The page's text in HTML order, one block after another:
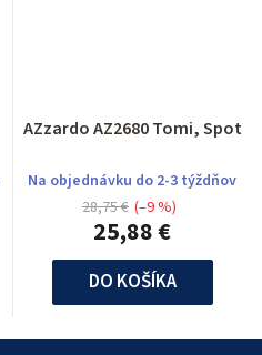
AZzardo AZ2680 Tomi, Spot
Na objednávku do 2-3 týždňov
25,88 €
28,75 € (–9 %)
DO KOŠÍKA